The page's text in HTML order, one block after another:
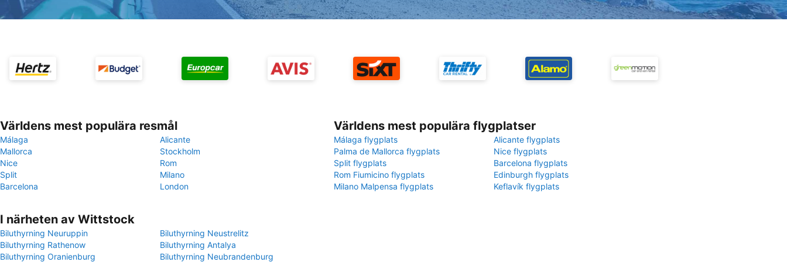
Världens mest populära resmål
Málaga
Alicante
Mallorca
Stockholm
Nice
Rom
Split
Milano
Barcelona
London
Världens mest populära flygplatser
Málaga flygplats
Alicante flygplats
Palma de Mallorca flygplats
Nice flygplats
Split flygplats
Barcelona flygplats
Rom Fiumicino flygplats
Edinburgh flygplats
Milano Malpensa flygplats
Keflavík flygplats
I närheten av Wittstock
Biluthyrning Neuruppin
Biluthyrning Neustrelitz
Biluthyrning Rathenow
Biluthyrning Antalya
Biluthyrning Oranienburg
Biluthyrning Neubrandenburg